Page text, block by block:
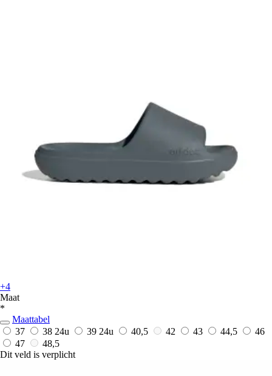
+4
Maat
*
Maattabel
37
38 24u 39 24u 40,5 42 43 44,5
46
47
48,5
Dit veld is verplicht